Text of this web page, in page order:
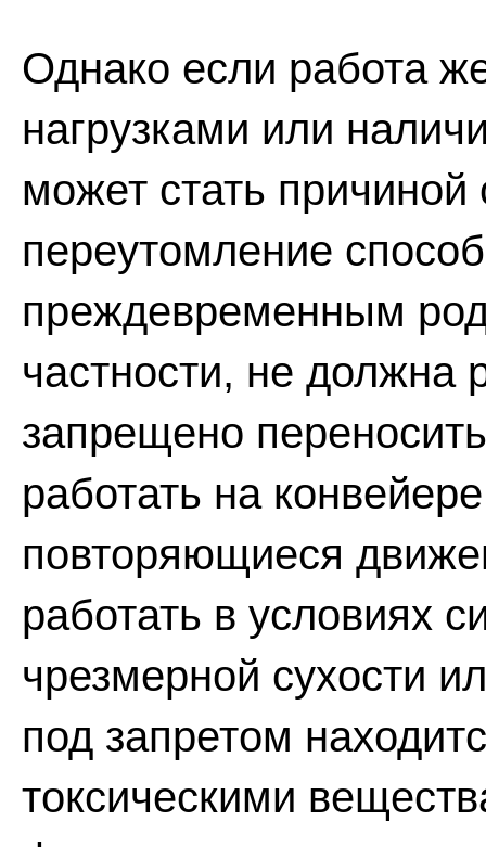
Однако если работа
нагрузками или
может стать
переутомление
преждевременным
частности, не должна
запрещено
работать на
повторяющиеся
работать в условиях
чрезмерной сухости
под запретом
токсическими